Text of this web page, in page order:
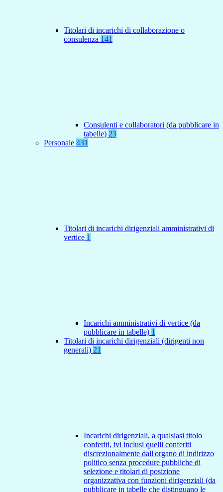
Titolari di incarichi di collaborazione o
consulenza 141
Consulenti e collaboratori (da pubblicare in
tabelle) 23
Personale 431
Titolari di incarichi dirigenziali amministrativi di
vertice 1
Incarichi amministrativi di vertice (da
pubblicare in tabelle) 1
Titolari di incarichi dirigenziali (dirigenti non
generali) 21
Incarichi dirigenziali, a qualsiasi titolo
conferiti, ivi inclusi quelli conferiti
discrezionalmente dall'organo di indirizzo
politico senza procedure pubbliche di
selezione e titolari di posizione
organizzativa con funzioni dirigenziali (da
pubblicare in tabelle che distinguano le